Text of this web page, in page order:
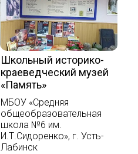
Школьный историко-
краеведческий музей
«Память»
МБОУ «Средняя
общеобразовательная
школа №6 им.
И.Т.Сидоренко», г. Усть-
Лабинск